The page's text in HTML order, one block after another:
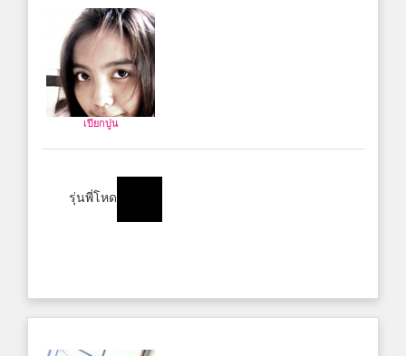
เปียกปูน
รุ่นพี่โหด